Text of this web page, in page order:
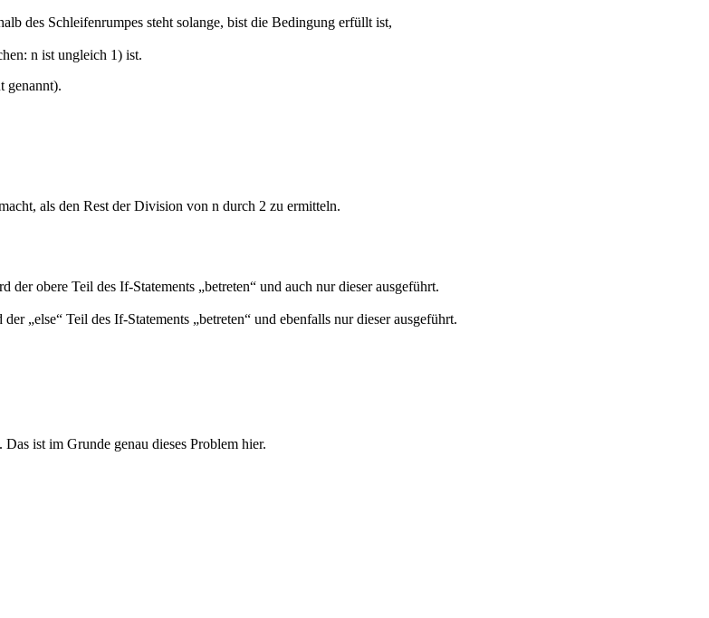
des Schleifenrumpes steht solange, bist die Bedingung erfüllt ist,
n ist ungleich 1) ist.
genannt).
als den Rest der Division von n durch 2 zu ermitteln.
obere Teil des If-Statements „betreten“ und auch nur dieser ausgeführt.
„else“ Teil des If-Statements „betreten“ und ebenfalls nur dieser ausgeführt.
ist im Grunde genau dieses Problem hier.